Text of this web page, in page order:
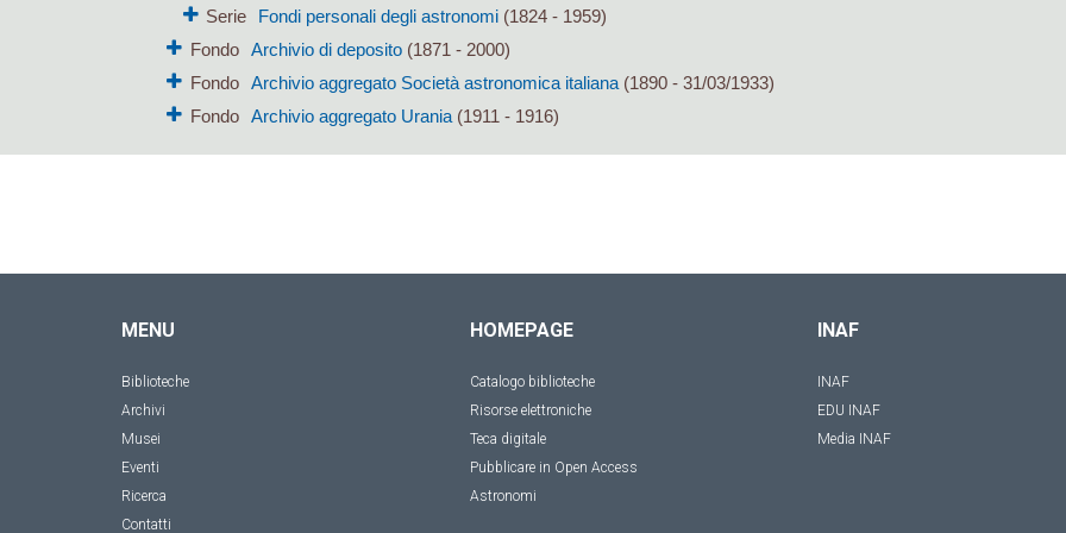
Serie
Fondi personali degli astronomi(1824 - 1959)
Fondo
Archivio di deposito(1871 - 2000)
Fondo
Archivio aggregato Società astronomica italiana(1890 - 31/03/1933)
Fondo
Archivio aggregato Urania(1911 - 1916)
MENU
Biblioteche
Archivi
Musei
Eventi
Ricerca
Contatti
HOMEPAGE
Catalogo biblioteche
Risorse elettroniche
Teca digitale
Pubblicare in Open Access
Astronomi
INAF
INAF
EDU INAF
Media INAF